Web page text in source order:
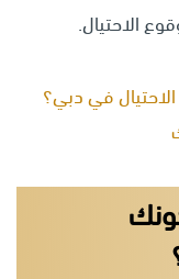
الاحتيال.
في دبي؟